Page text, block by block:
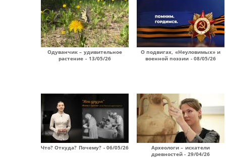
Одуванчик – удивительное
растение - 13/05/26
О подвигах, «Неуловимых» и
военной поэзии - 08/05/26
Что? Откуда? Почему? - 06/05/26
Археологи – искатели
древностей - 29/04/26